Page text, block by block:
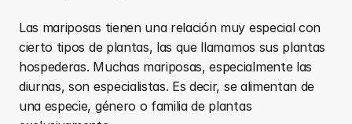
Las mariposas tienen una relación muy especial con
cierto tipos de plantas, las que llamamos sus plantas
hospederas. Muchas mariposas, especialmente las
diurnas, son especialistas. Es decir, se alimentan de
una especie, género o familia de plantas